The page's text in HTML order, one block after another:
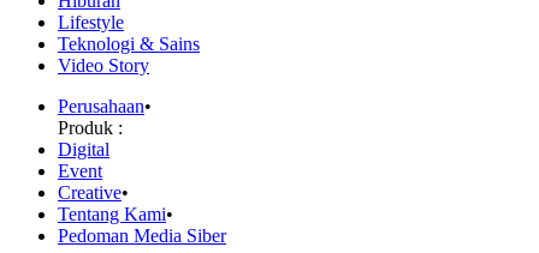
Lifestyle
Teknologi & Sains
Video Story
Perusahaan•
Produk :
Digital
Event
Creative•
Tentang Kami•
Pedoman Media Siber